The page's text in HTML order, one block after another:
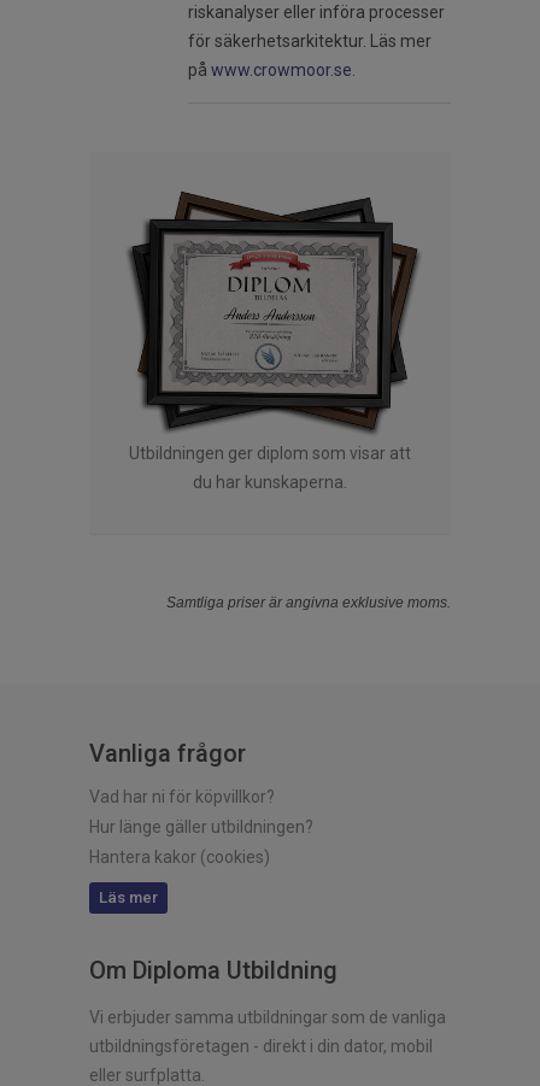
riskanalyser eller införa processer
för säkerhetsarkitektur. Läs mer
på www.crowmoor.se
Utbildningen ger diplom som visar att
du har kunskaperna.
Samtliga priser är angivna exklusive moms.
Vanliga frågor
Vad har ni för köpvillkor?
Hur länge gäller utbildningen?
Hantera kakor (cookies)
Läs mer
Om Diploma Utbildning
Vi erbjuder samma utbildningar som de vanliga
utbildningsföretagen - direkt i din dator, mobil
eller surfplatta.